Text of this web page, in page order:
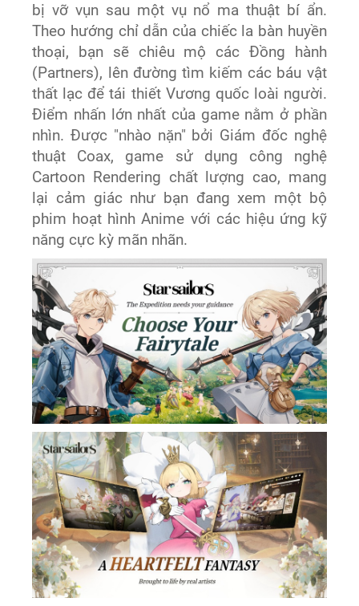
bị vỡ vụn sau một vụ nổ ma thuật bí ẩn.
Theo hướng chỉ dẫn của chiếc la bàn huyền
thoại, bạn sẽ chiêu mộ các Đồng hành
(Partners), lên đường tìm kiếm các báu vật
thất lạc để tái thiết Vương quốc loài người.
Điểm nhấn lớn nhất của game nằm ở phần
nhìn. Được "nhào nặn" bởi Giám đốc nghệ
thuật Coax, game sử dụng công nghệ
Cartoon Rendering chất lượng cao, mang
lại cảm giác như bạn đang xem một bộ
phim hoạt hình Anime với các hiệu ứng kỹ
năng cực kỳ mãn nhãn.